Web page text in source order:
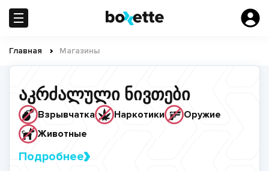
Перейти
содержанию
Строка
навигации
Главная Магазины
აკრძალული ნივთები
Взрывчатка Наркотики
Оружие
Животные
Подробнее